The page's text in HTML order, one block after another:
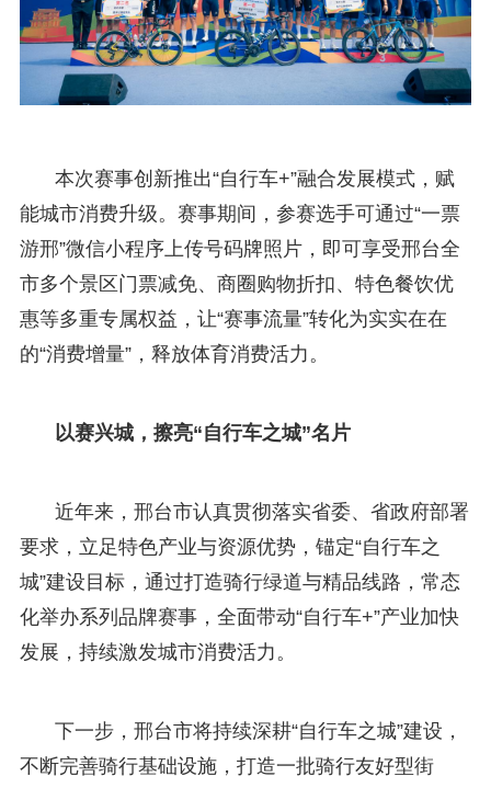
本次赛事创新推出“自行车+”融合发展模式，赋
能城市消费升级。赛事期间，参赛选手可通过“一票
游邢”微信小程序上传号码牌照片，即可享受邢台全
市多个景区门票减免、商圈购物折扣、特色餐饮优
惠等多重专属权益，让“赛事流量”转化为实实在在
的“消费增量”，释放体育消费活力。
以赛兴城，擦亮“自行车之城”名片
近年来，邢台市认真贯彻落实省委、省政府部署
要求，立足特色产业与资源优势，锚定“自行车之
城”建设目标，通过打造骑行绿道与精品线路，常态
化举办系列品牌赛事，全面带动“自行车+”产业加快
发展，持续激发城市消费活力。
下一步，邢台市将持续深耕“自行车之城”建设，
不断完善骑行基础设施，打造一批骑行友好型街